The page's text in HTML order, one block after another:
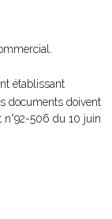
établissant
documents doivent
n°92-506 du 10 juin